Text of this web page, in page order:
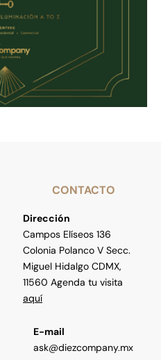
CONTACTO
Dirección
Campos Elíseos 136
Colonia Polanco V Secc.
Miguel Hidalgo CDMX,
11560 Agenda tu visita
aquí
E-mail
ask@diezcompany.mx